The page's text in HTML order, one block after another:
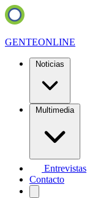
GENTEONLINE
Noticias
Multimedia
Entrevistas
Contacto